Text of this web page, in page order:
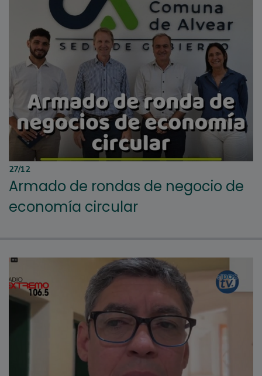
27/12
Armado de rondas de negocio de
economía circular